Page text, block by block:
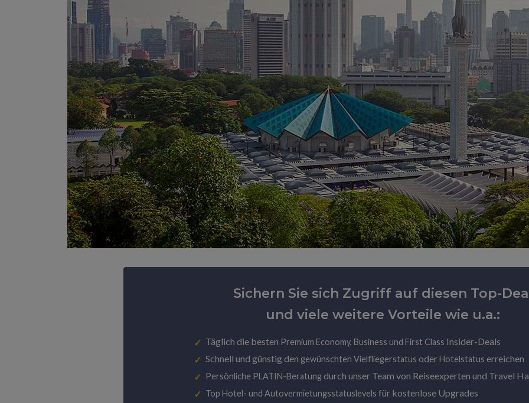
Sichern Sie sich Zugriff auf diesen Top-
und viele weitere Vorteile wie u.a.:
Täglich die besten Premium Economy, Business und First Class Insider-Deals
Schnell und günstig den gewünschten Vielfliegerstatus oder Hotelstatus erreichen
Persönliche PLATIN-Beratung durch unser Team von Reiseexperten und Travel
Top Hotel- und Autovermietungsstatuslevels für kostenlose Upgrades